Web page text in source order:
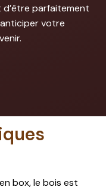
parfaitement
votre
box, le bois est